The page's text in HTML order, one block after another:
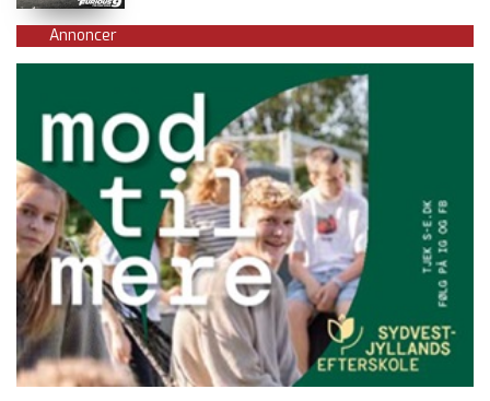
Annoncer